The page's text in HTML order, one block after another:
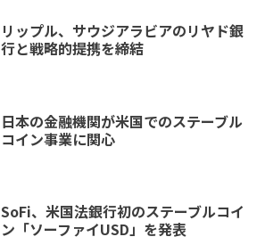
リップル、サウジアラビアのリヤド銀
行と戦略的提携を締結
日本の金融機関が米国でのステーブル
コイン事業に関心
SoFi、米国法銀行初のステーブルコイ
ン「ソーファイUSD」を発表